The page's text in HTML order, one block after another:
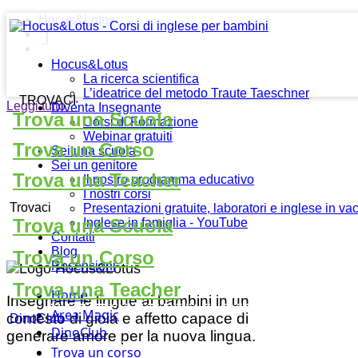
Hocus&Lotus
La ricerca scientifica
L’ideatrice del metodo Traute Taeschner
Diventa Insegnante
Corsi di Formazione
Webinar gratuiti
Sei una scuola
Sei un genitore
Il nostro programma educativo
I nostri corsi
Presentazioni gratuite, laboratori e inglese in
Inglese in famiglia - YouTube
Contatti
Blog
Recensioni
Home
Area Magic
DinoClub
Trova un corso
TROVACI
Trova una Scuola
Trova un Corso
Trova una Teacher
Trovaci
Trova una Scuola
Trova un Corso
Trova una Teacher
DinoClub
Hocus&Lotus
Leggi tutto""
Insegnare le lingue ai bambini in un
contesto di gioia e affetto capace di
generare amore per la nuova lingua.